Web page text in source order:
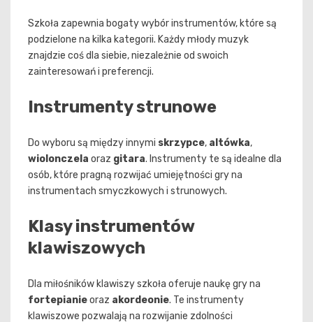
Szkoła zapewnia bogaty wybór instrumentów, które są
podzielone na kilka kategorii. Każdy młody muzyk
znajdzie coś dla siebie, niezależnie od swoich
zainteresowań i preferencji.
Instrumenty strunowe
Do wyboru są między innymi skrzypce, altówka,
wiolonczela oraz gitara. Instrumenty te są idealne dla
osób, które pragną rozwijać umiejętności gry na
instrumentach smyczkowych i strunowych.
Klasy instrumentów
klawiszowych
Dla miłośników klawiszy szkoła oferuje naukę gry na
fortepianieoraz akordeonie. Te instrumenty
klawiszowe pozwalają na rozwijanie zdolności